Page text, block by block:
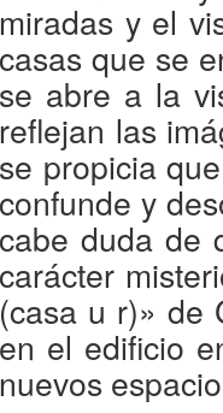
miradas y el
casas que se
se abre a la
reflejan las
se propicia
confunde y
cabe duda de
carácter
(casa u r)» de
en el edificio
nuevos